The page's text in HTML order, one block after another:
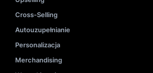
Cross-Selling
Autouzupełnianie
Personalizacja
Merchandising